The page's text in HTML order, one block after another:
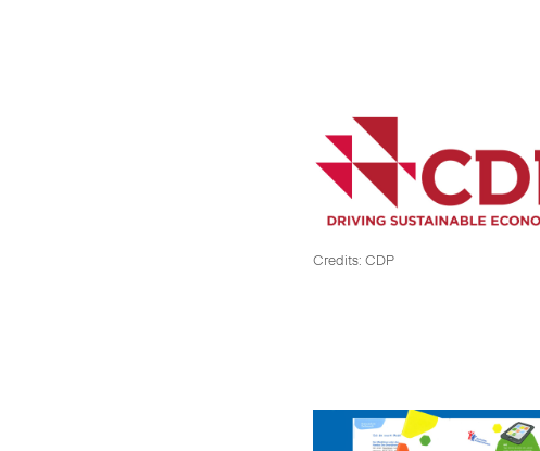
Credits: CDP